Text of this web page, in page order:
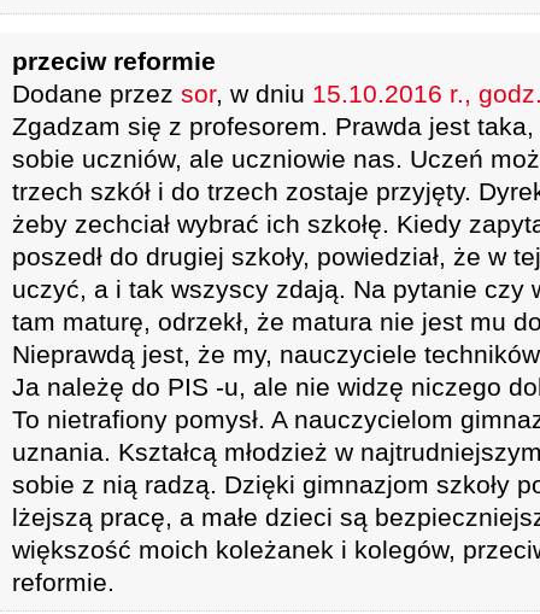
przeciw reformie
Dodane przez sor, w dniu 15.10.2016 r.,
Zgadzam się z profesorem. Prawda jest
sobie uczniów, ale uczniowie nas. Uczeń
trzech szkół i do trzech zostaje przyjęty.
żeby zechciał wybrać ich szkołę. Kiedy
poszedł do drugiej szkoły, powiedział, że w
uczyć, a i tak wszyscy zdają. Na pytanie czy
tam maturę, odrzekł, że matura nie jest mu
Nieprawdą jest, że my, nauczyciele
Ja należę do PIS -u, ale nie widzę niczego
To nietrafiony pomysł. A nauczycielom
uznania. Kształcą młodzież w
sobie z nią radzą. Dzięki gimnazjom szkoły
lżejszą pracę, a małe dzieci są
większość moich koleżanek i kolegów,
reformie.